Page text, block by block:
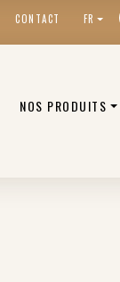
CONTACT FR
NOS PRODUITS